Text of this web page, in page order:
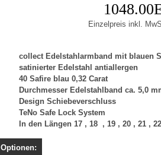
Einzelpreis inkl.
collect Edelstahlarmband mit blauen
satinierter Edelstahl antiallergen
40 Safire blau 0,32 Carat
Durchmesser Edelstahlband ca. 5,0
Design Schiebeverschluss
TeNo Safe Lock System
In den Längen 17 , 18 , 19 , 20 , 21 ,
Optionen: